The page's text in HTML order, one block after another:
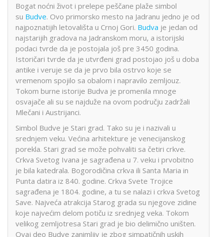
Bogat noćni život i prelepe peščane plaže simbol
su Budve. Ovo primorsko mesto na Jadranu jedno je od
najpoznatijih letovališta u Crnoj Gori. Budva je jedan od
najstarijih gradova na Jadranskom moru, a istorijski
podaci tvrde da je postojala još pre 3450 godina.
Istoričari tvrde da je utvrđeni grad postojao još u doba
antike i veruje se da je prvo bila ostrvo koje se
vremenom spojilo sa obalom i napravilo zemljouz.
Tokom burne istorije Budva je promenila mnoge
osvajače ali su se najduže na ovom području zadržali
Mlečani i Austrijanci.
Simbol Budve je Stari grad. Tako su je i nazivali u
srednjem veku. Većina arhitekture je venecijanskog
porekla. Stari grad se može pohvaliti sa četiri crkve.
Crkva Svetog Ivana je sagrađena u 7. veku i prvobitno
je bila katedrala. Bogorodičina crkva ili Santa Maria in
Punta datira iz 840. godine. Crkva Svete Trojice
sagrađena je 1804. godine, a tu se nalazi i crkva Svetog
Save. Najveća atrakcija Starog grada su njegove zidine
koje najvećim delom potiču iz srednjeg veka. Tokom
velikog zemljotresa Stari grad je bio delimično uništen.
Ovaj deo Budve zanimljiv je zbog simpatičnih uskih